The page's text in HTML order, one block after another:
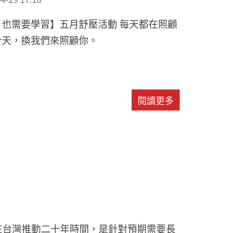
也需要學習】五月舒壓活動 每天都在照顧
，換我們來照顧你。
閱讀更多
台灣推動二十年時間，是針對預期需要長